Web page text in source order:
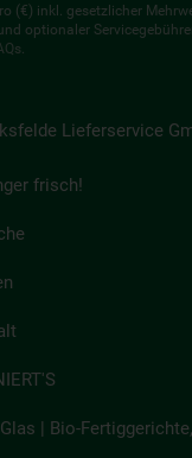
(€) inkl. gesetzlicher
optionaler
Lieferservice
frisch!
| Bio-